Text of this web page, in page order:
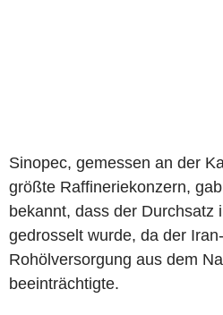
Sinopec, gemessen an der
größte Raffineriekonzern,
bekannt, dass der Durchsatz
gedrosselt wurde, da der
Rohölversorgung aus dem
beeinträchtigte.